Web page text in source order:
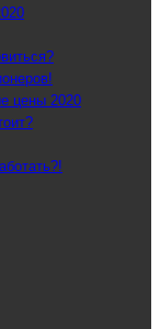
цены 2020